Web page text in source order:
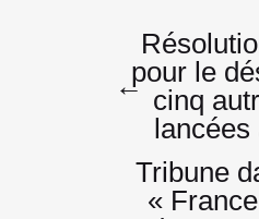
de
←pour le
cinq
lancées
Tribune
«